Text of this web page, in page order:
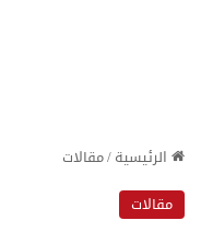
الرئيسية/مقالات
مقالات